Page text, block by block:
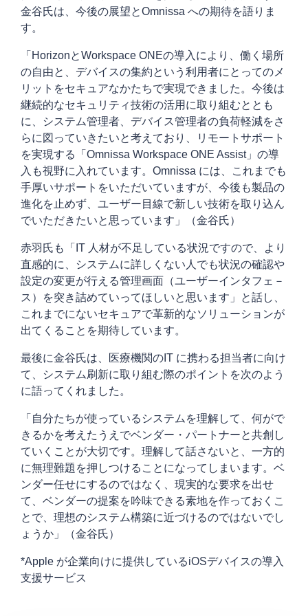
金谷氏は、今後の展望とOmnissa への期待を語りま
す。
「HorizonとWorkspace ONEの導入により、働く場所
の自由と、デバイスの集約という利用者にとってのメ
リットをセキュアなかたちで実現できました。今後は
継続的なセキュリティ技術の活用に取り組むととも
に、システム管理者、デバイス管理者の負荷軽減をさ
らに図っていきたいと考えており、リモートサポート
を実現する「Omnissa Workspace ONE Assist」の導
入も視野に入れています。Omnissa には、これまでも
手厚いサポートをいただいていますが、今後も製品の
進化を止めず、ユーザー目線で新しい技術を取り込ん
でいただきたいと思っています」（金谷氏）
赤羽氏も「IT 人材が不足している状況ですので、より
直感的に、システムに詳しくない人でも状況の確認や
設定の変更が行える管理画面（ユーザーインタフェ－
ス）を突き詰めていってほしいと思います」と話し、
これまでにないセキュアで革新的なソリューションが
出てくることを期待しています。
最後に金谷氏は、医療機関のIT に携わる担当者に向け
て、システム刷新に取り組む際のポイントを次のよう
に語ってくれました。
「自分たちが使っているシステムを理解して、何がで
きるかを考えたうえでベンダー・パートナーと共創し
ていくことが大切です。理解して話さないと、一方的
に無理難題を押しつけることになってしまいます。ベ
ンダー任せにするのではなく、現実的な要求を出せ
て、ベンダーの提案を吟味できる素地を作っておくこ
とで、理想のシステム構築に近づけるのではないでし
ょうか」（金谷氏）
*Apple が企業向けに提供しているiOSデバイスの導入
支援サービス